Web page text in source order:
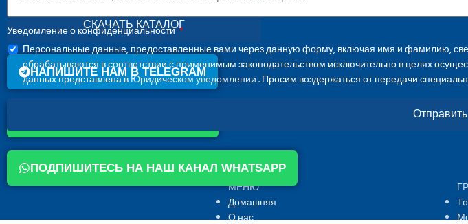
СКАЧАТЬ КАТАЛОГ
ПОДПИШИТЕСЬ НА НАШ КАНАЛ WHATSAPP
НАПИШИТЕ НАМ В TELEGRAM
Уведомление о конфиденциальности
Персональные данные, предоставленные вами через данную форму, включая имя и фамилию,
обрабатываются в соответствии с применимым законодательством исключительно в целях
данных представлена вЮридическом уведомлении. Просим воздержаться от передачи
МЕНЮ
Домашняя
О нас